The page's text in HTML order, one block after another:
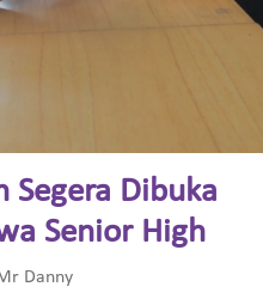
Segera Dibuka
Senior High
Danny